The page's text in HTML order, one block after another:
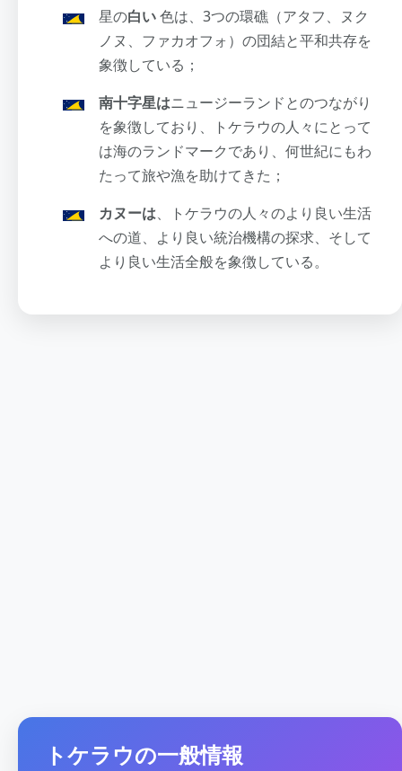
星の白い色は、3つの環礁（アタフ、ヌク
ノヌ、ファカオフォ）の団結と平和共存を
象徴している；
南十字星はニュージーランドとのつながり
を象徴しており、トケラウの人々にとって
は海のランドマークであり、何世紀にもわ
たって旅や漁を助けてきた；
カヌーは、トケラウの人々のより良い生活
への道、より良い統治機構の探求、そして
より良い生活全般を象徴している。
トケラウの一般情報